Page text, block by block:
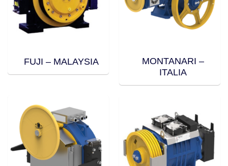
FUJI – MALAYSIA
MONTANARI –
ITALIA